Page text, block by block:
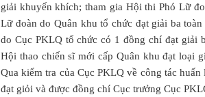
giải khuyến khích; tham gia Hội thi Phó Lữ
Lữ đoàn do Quân khu tổ chức đạt giải ba
do Cục PKLQ tổ chức có 1 đồng chí đạt giải
Hội thao chiến sĩ mới cấp Quân khu đạt loại
Qua kiểm tra của Cục PKLQ về công tác
đạt giỏi và được đồng chí Cục trưởng Cục